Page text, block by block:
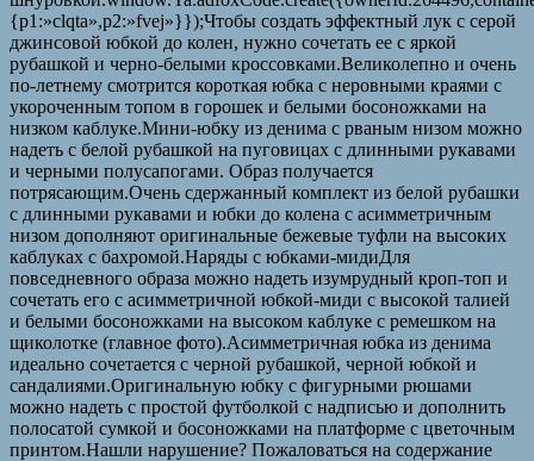
{p1:»clqta»,p2:»fvej»}});Чтобы создать эффектный лук с серой
джинсовой юбкой до колен, нужно сочетать ее с яркой
рубашкой и черно-белыми кроссовками.Великолепно и очень
по-летнему смотрится короткая юбка с неровными краями с
укороченным топом в горошек и белыми босоножками на
низком каблуке.Мини-юбку из денима с рваным низом можно
надеть с белой рубашкой на пуговицах с длинными рукавами
и черными полусапогами. Образ получается
потрясающим.Очень сдержанный комплект из белой рубашки
с длинными рукавами и юбки до колена с асимметричным
низом дополняют оригинальные бежевые туфли на высоких
каблуках с бахромой.Наряды с юбками-мидиДля
повседневного образа можно надеть изумрудный кроп-топ и
сочетать его с асимметричной юбкой-миди с высокой талией
и белыми босоножками на высоком каблуке с ремешком на
щиколотке (главное фото).Асимметричная юбка из денима
идеально сочетается с черной рубашкой, черной юбкой и
сандалиями.Оригинальную юбку с фигурными рюшами
можно надеть с простой футболкой с надписью и дополнить
полосатой сумкой и босоножками на платформе с цветочным
принтом.Нашли нарушение? Пожаловаться на содержание